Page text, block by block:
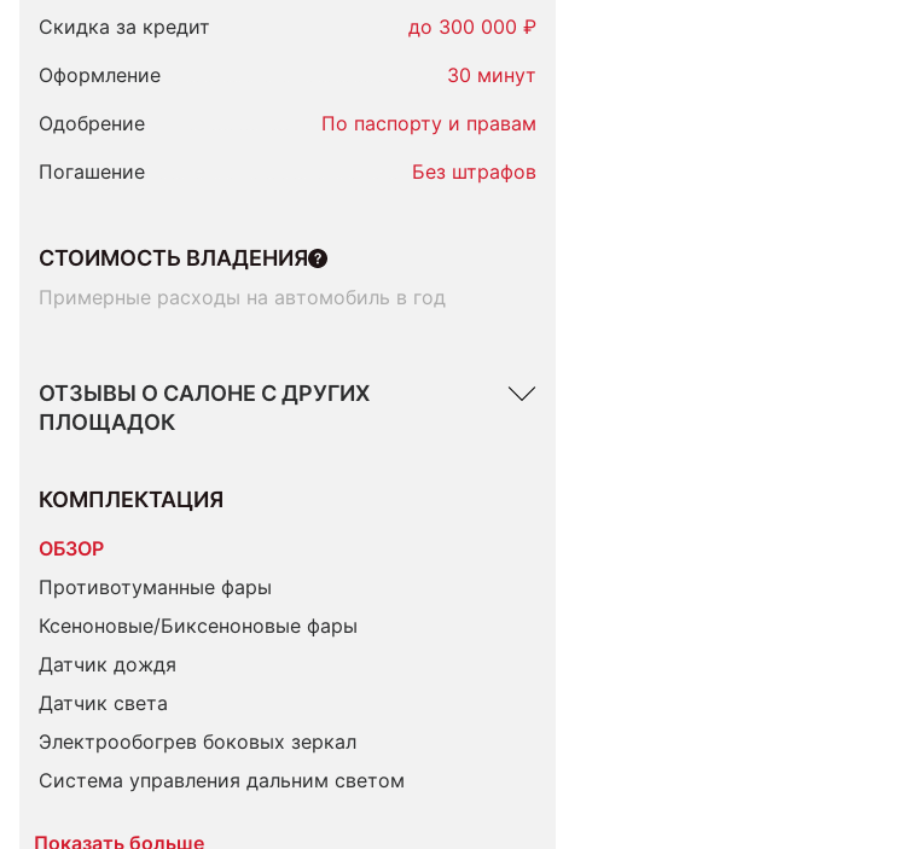
Скидка за кредит
до 300 000 ₽
Оформление
30 минут
Одобрение
По паспорту и правам
Погашение
Без штрафов
СТОИМОСТЬ ВЛАДЕНИЯ
Примерные расходы на автомобиль в год
ОТЗЫВЫ О САЛОНЕ С ДРУГИХ
ПЛОЩАДОК
КОМПЛЕКТАЦИЯ
ОБЗОР
Противотуманные фары
Ксеноновые/Биксеноновые фары
Датчик дождя
Датчик света
Электрообогрев боковых зеркал
Система управления дальним светом
Показать больше